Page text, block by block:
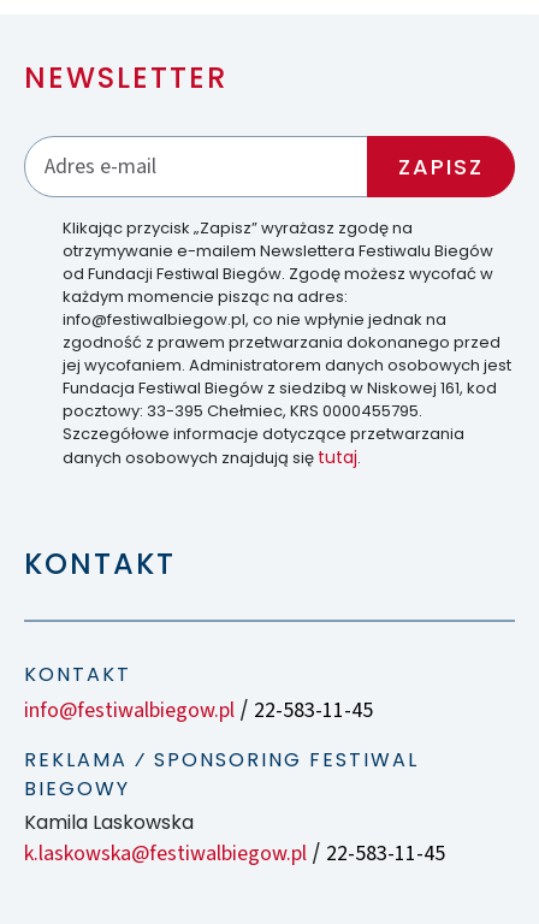
NEWSLETTER
Klikając przycisk „Zapisz” wyrażasz zgodę na
otrzymywanie e-mailem Newslettera Festiwalu Biegów
od Fundacji Festiwal Biegów. Zgodę możesz wycofać w
każdym momencie pisząc na adres:
info@festiwalbiegow.pl, co nie wpłynie jednak na
zgodność z prawem przetwarzania dokonanego przed
jej wycofaniem. Administratorem danych osobowych jest
Fundacja Festiwal Biegów z siedzibą w Niskowej 161, kod
pocztowy: 33-395 Chełmiec, KRS 0000455795.
Szczegółowe informacje dotyczące przetwarzania
danych osobowych znajdują się tutaj.
KONTAKT
KONTAKT
info@festiwalbiegow.pl / 22-583-11-45
REKLAMA ⁄ SPONSORING FESTIWAL
BIEGOWY
Kamila Laskowska
k.laskowska@festiwalbiegow.pl / 22-583-11-45